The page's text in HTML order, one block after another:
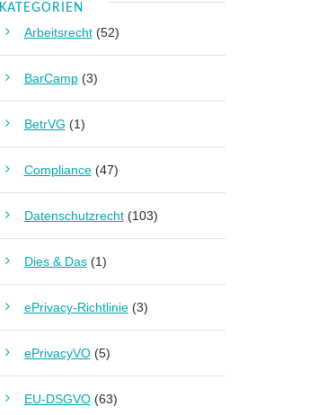
KATEGORIEN
Arbeitsrecht(52)
BarCamp(3)
BetrVG (1)
Compliance(47)
Datenschutzrecht(103)
Dies & Das(1)
ePrivacy-Richtlinie(3)
ePrivacyVO(5)
EU-DSGVO(63)